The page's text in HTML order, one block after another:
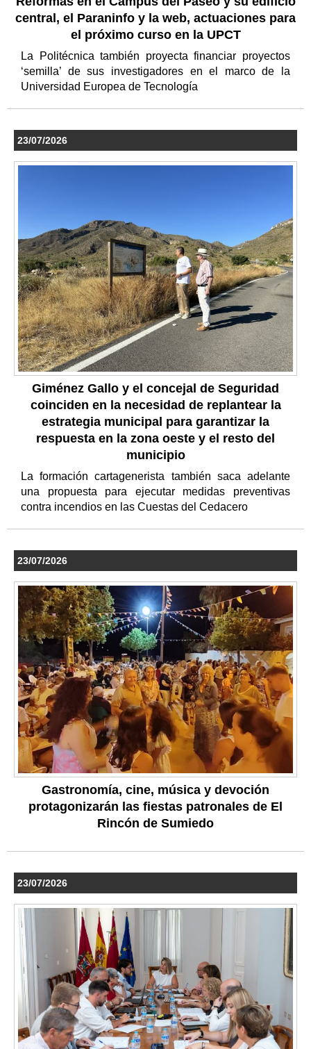
central, el Paraninfo y la web, actuaciones para
el próximo curso en la UPCT
La Politécnica también proyecta financiar proyectos
‘semilla’ de sus investigadores en el marco de la
Universidad Europea de Tecnología
23/07/2026
Giménez Gallo y el concejal de Seguridad
coinciden en la necesidad de replantear la
estrategia municipal para garantizar la
respuesta en la zona oeste y el resto del
municipio
La formación cartagenerista también saca adelante
una propuesta para ejecutar medidas preventivas
contra incendios en las Cuestas del Cedacero
23/07/2026
Gastronomía, cine, música y devoción
protagonizarán las fiestas patronales de El
Rincón de Sumiedo
23/07/2026